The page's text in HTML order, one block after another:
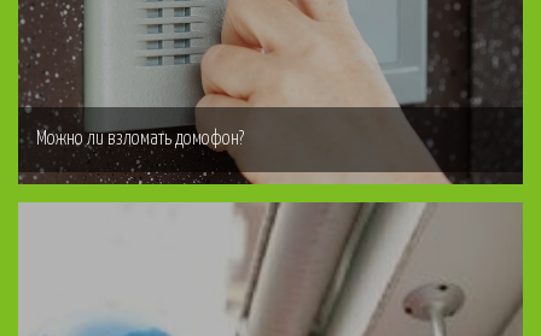
Можно ли взломать домофон?